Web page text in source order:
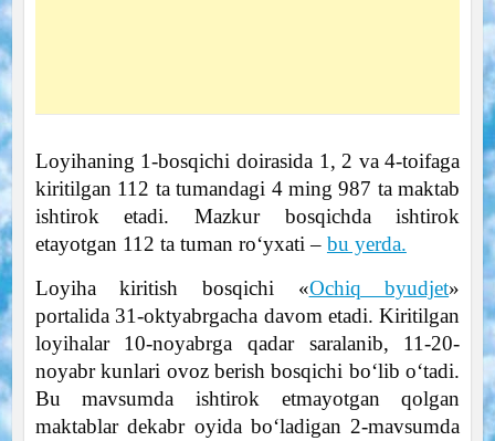
Loyihaning 1-bosqichi doirasida 1, 2 va 4-toifaga
kiritilgan 112 ta tumandagi 4 ming 987 ta maktab
ishtirok etadi. Mazkur bosqichda ishtirok
etayotgan 112 ta tuman roʻyxati – bu yerda.
Loyiha kiritish bosqichi «Ochiq byudjet»
portalida 31-oktyabrgacha davom etadi. Kiritilgan
loyihalar 10-noyabrga qadar saralanib, 11-20-
noyabr kunlari ovoz berish bosqichi boʻlib oʻtadi.
Bu mavsumda ishtirok etmayotgan qolgan
maktablar dekabr oyida boʻladigan 2-mavsumda